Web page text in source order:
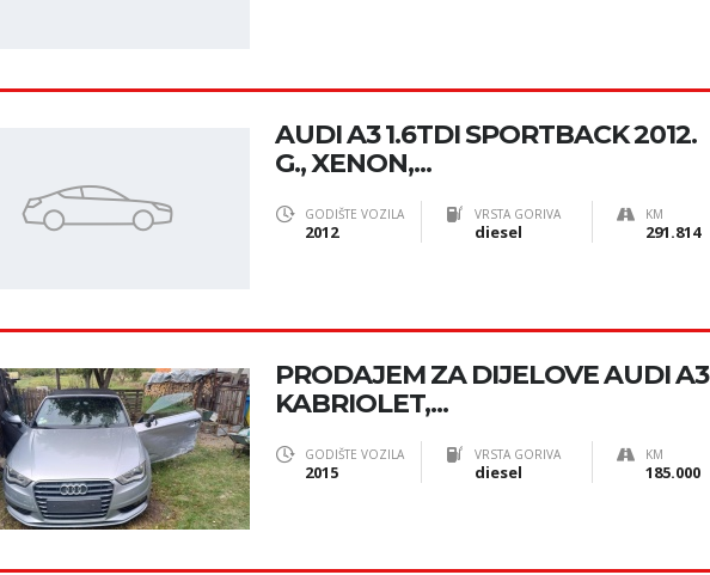
AUDI A3 1.6TDI SPORTBACK 2012.
G., XENON,...
GODIŠTE VOZILA
2012
VRSTA GORIVA
diesel
KM
291.814
PRODAJEM ZA DIJELOVE AUDI A3
KABRIOLET,...
GODIŠTE VOZILA
2015
VRSTA GORIVA
diesel
KM
185.000